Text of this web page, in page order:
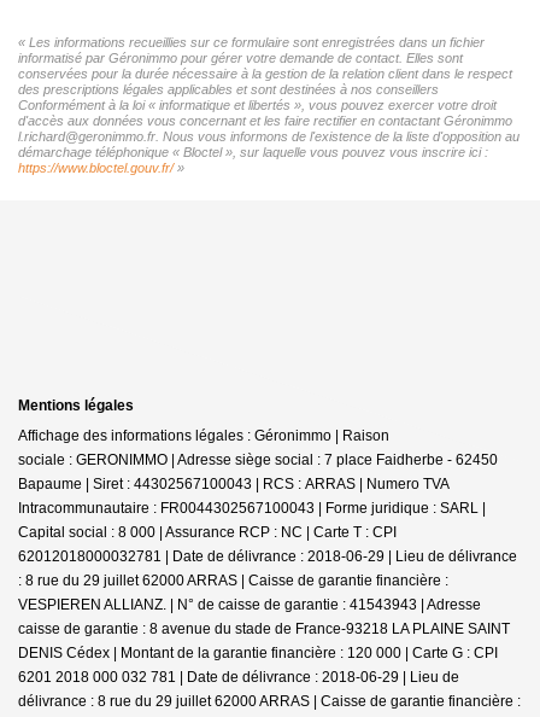
« Les informations recueillies sur ce formulaire sont enregistrées dans un fichier
informatisé par Géronimmo pour gérer votre demande de contact. Elles sont
conservées pour la durée nécessaire à la gestion de la relation client dans le respect
des prescriptions légales applicables et sont destinées à nos conseillers
Conformément à la loi « informatique et libertés », vous pouvez exercer votre droit
d'accès aux données vous concernant et les faire rectifier en contactant Géronimmo
l.richard@geronimmo.fr. Nous vous informons de l'existence de la liste d'opposition au
démarchage téléphonique « Bloctel », sur laquelle vous pouvez vous inscrire ici :
https://www.bloctel.gouv.fr/»
Mentions légales
Affichage des informations légales : Géronimmo | Raison
sociale : GERONIMMO | Adresse siège social : 7 place Faidherbe - 62450
Bapaume | Siret : 44302567100043 | RCS : ARRAS | Numero TVA
Intracommunautaire : FR0044302567100043 | Forme juridique : SARL |
Capital social : 8 000 | Assurance RCP : NC | Carte T : CPI
62012018000032781 | Date de délivrance : 2018-06-29 | Lieu de délivrance
: 8 rue du 29 juillet 62000 ARRAS | Caisse de garantie financière :
VESPIEREN ALLIANZ. | N° de caisse de garantie : 41543943 | Adresse
caisse de garantie : 8 avenue du stade de France-93218 LA PLAINE SAINT
DENIS Cédex | Montant de la garantie financière : 120 000 | Carte G : CPI
6201 2018 000 032 781 | Date de délivrance : 2018-06-29 | Lieu de
délivrance : 8 rue du 29 juillet 62000 ARRAS | Caisse de garantie financière :